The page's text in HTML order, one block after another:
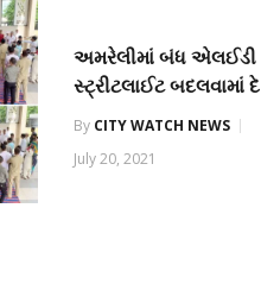
અમરેલીમાં બંધ એલઈડી
સ્‍ટ્રીટલાઈટ બદલવામાં
By CITY WATCH NEWS
July 20, 2021